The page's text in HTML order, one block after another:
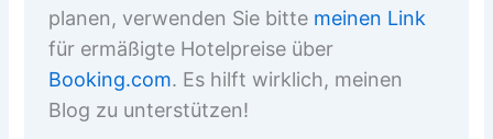
planen, verwenden Sie bitte meinen Link
für ermäßigte Hotelpreise über
Booking.com. Es hilft wirklich, meinen
Blog zu unterstützen!